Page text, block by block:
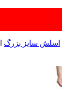
اسلش سایز بزرگ